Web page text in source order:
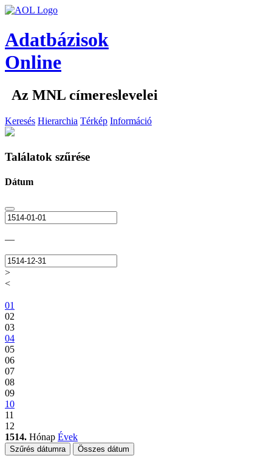
Adatbázisok
Online
Az MNL címereslevelei
Keresés Hierarchia Térkép Információ
Találatok szűrése
Dátum
—
>
<
01
02
03
04
05
06
07
08
09
10
11
12
1514. Hónap Évek
Szűrés dátumra Összes dátum